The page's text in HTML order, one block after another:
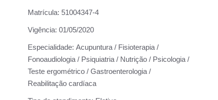
Matrícula: 51004347-4
Vigência: 01/05/2020
Especialidade: Acupuntura / Fisioterapia /
Fonoaudiologia / Psiquiatria / Nutrição / Psicologia /
Teste ergométrico / Gastroenterologia /
Reabilitação cardíaca